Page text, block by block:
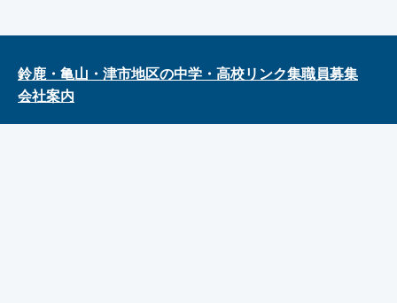
鈴鹿・亀山・津市地区の中学・高校リンク集職員募集
会社案内